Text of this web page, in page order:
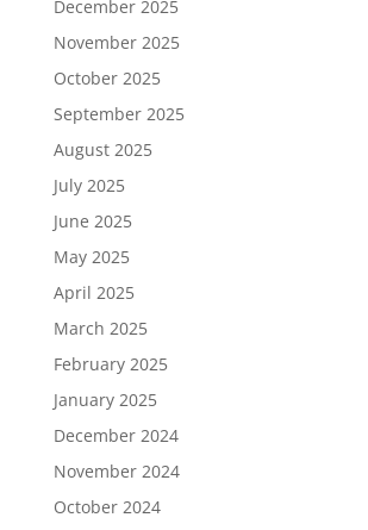
December 2025
November 2025
October 2025
September 2025
August 2025
July 2025
June 2025
May 2025
April 2025
March 2025
February 2025
January 2025
December 2024
November 2024
October 2024